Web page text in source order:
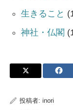
生きること
神社・仏閣
投稿者: inori